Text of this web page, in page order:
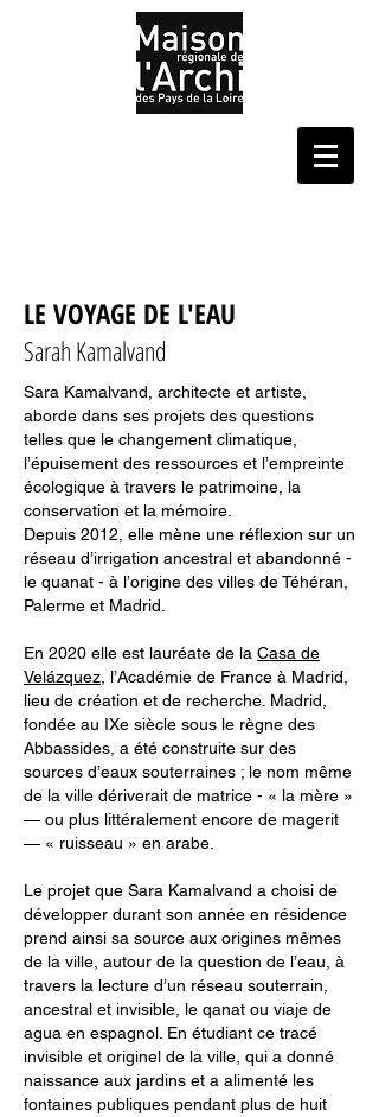
LE VOYAGE DE L'EAU
Sarah Kamalvand
Sara Kamalvand, architecte et artiste,
aborde dans ses projets des questions
telles que le changement climatique,
l’épuisement des ressources et l’empreinte
écologique à travers le patrimoine, la
conservation et la mémoire.
Depuis 2012, elle mène une réflexion sur un
réseau d’irrigation ancestral et abandonné -
le quanat - à l’origine des villes de Téhéran,
Palerme et Madrid.
En 2020 elle est lauréate de la Casa de
Velázquez , l’Académie de France à Madrid,
lieu de création et de recherche. Madrid,
fondée au IXe siècle sous le règne des
Abbassides, a été construite sur des
sources d’eaux souterraines ; le nom même
de la ville dériverait de matrice - « la mère »
— ou plus littéralement encore de magerit
— « ruisseau » en arabe.
Le projet que Sara Kamalvand a choisi de
développer durant son année en résidence
prend ainsi sa source aux origines mêmes
de la ville, autour de la question de l’eau, à
travers la lecture d’un réseau souterrain,
ancestral et invisible, le qanat ou viaje de
agua en espagnol. En étudiant ce tracé
invisible et originel de la ville, qui a donné
naissance aux jardins et a alimenté les
fontaines publiques pendant plus de huit